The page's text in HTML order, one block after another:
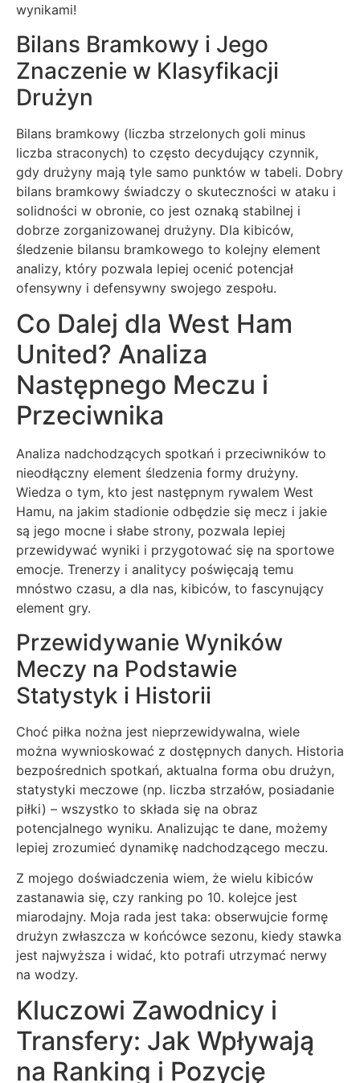
wynikami!
Bilans Bramkowy i Jego
Znaczenie w Klasyfikacji
Drużyn
Bilans bramkowy (liczba strzelonych goli minus
liczba straconych) to często decydujący czynnik,
gdy drużyny mają tyle samo punktów w tabeli. Dobry
bilans bramkowy świadczy o skuteczności w ataku i
solidności w obronie, co jest oznaką stabilnej i
dobrze zorganizowanej drużyny. Dla kibiców,
śledzenie bilansu bramkowego to kolejny element
analizy, który pozwala lepiej ocenić potencjał
ofensywny i defensywny swojego zespołu.
Co Dalej dla West Ham
United? Analiza
Następnego Meczu i
Przeciwnika
Analiza nadchodzących spotkań i przeciwników to
nieodłączny element śledzenia formy drużyny.
Wiedza o tym, kto jest następnym rywalem West
Hamu, na jakim stadionie odbędzie się mecz i jakie
są jego mocne i słabe strony, pozwala lepiej
przewidywać wyniki i przygotować się na sportowe
emocje. Trenerzy i analitycy poświęcają temu
mnóstwo czasu, a dla nas, kibiców, to fascynujący
element gry.
Przewidywanie Wyników
Meczy na Podstawie
Statystyk i Historii
Choć piłka nożna jest nieprzewidywalna, wiele
można wywnioskować z dostępnych danych. Historia
bezpośrednich spotkań, aktualna forma obu drużyn,
statystyki meczowe (np. liczba strzałów, posiadanie
piłki) – wszystko to składa się na obraz
potencjalnego wyniku. Analizując te dane, możemy
lepiej zrozumieć dynamikę nadchodzącego meczu.
Z mojego doświadczenia wiem, że wielu kibiców
zastanawia się, czy ranking po 10. kolejce jest
miarodajny. Moja rada jest taka: obserwujcie formę
drużyn zwłaszcza w końcówce sezonu, kiedy stawka
jest najwyższa i widać, kto potrafi utrzymać nerwy
na wodzy.
Kluczowi Zawodnicy i
Transfery: Jak Wpływają
na Ranking i Pozycję